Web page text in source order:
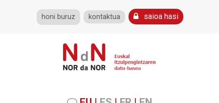
honi buruz kontaktua saioa hasi